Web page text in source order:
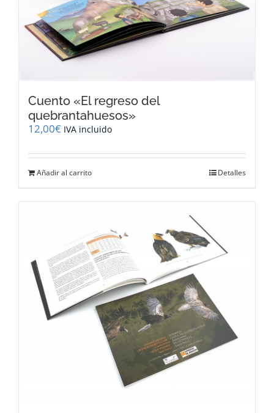
Cuento «El regreso del
quebrantahuesos»
12,00€ IVA incluido
Añadir al carrito Detalles